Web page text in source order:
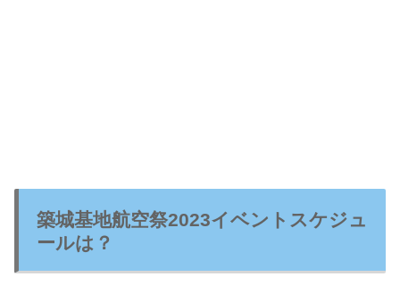
築城基地航空祭2023イベントスケジュ
ールは？